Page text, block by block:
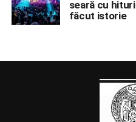
seară cu
făcut istorie